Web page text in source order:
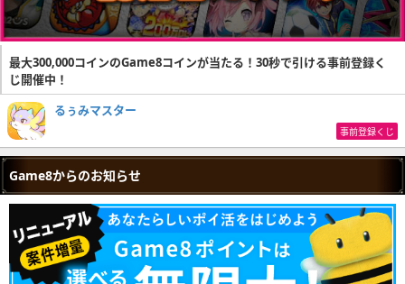
最大300,000コインのGame8コインが当たる！30秒で引ける事前登録く
じ開催中！
るぅみマスター
事前登録くじ
Game8からのお知らせ